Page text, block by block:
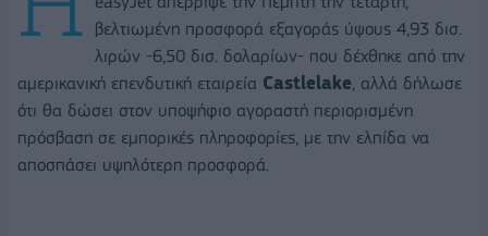
βελτιωμένη προσφορά εξαγοράς ύψους 4,93 δισ.
λιρών -6,50 δισ. δολαρίων- που δέχθηκε από την
αμερικανική επενδυτική εταιρεία Castlelake, αλλά δήλωσε
ότι θα δώσει στον υποψήφιο αγοραστή περιορισμένη
πρόσβαση σε εμπορικές πληροφορίες, με την ελπίδα να
αποσπάσει υψηλότερη προσφορά.